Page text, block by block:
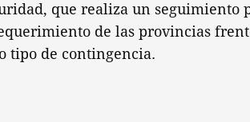
que realiza un seguimiento
de las provincias
tipo de contingencia.